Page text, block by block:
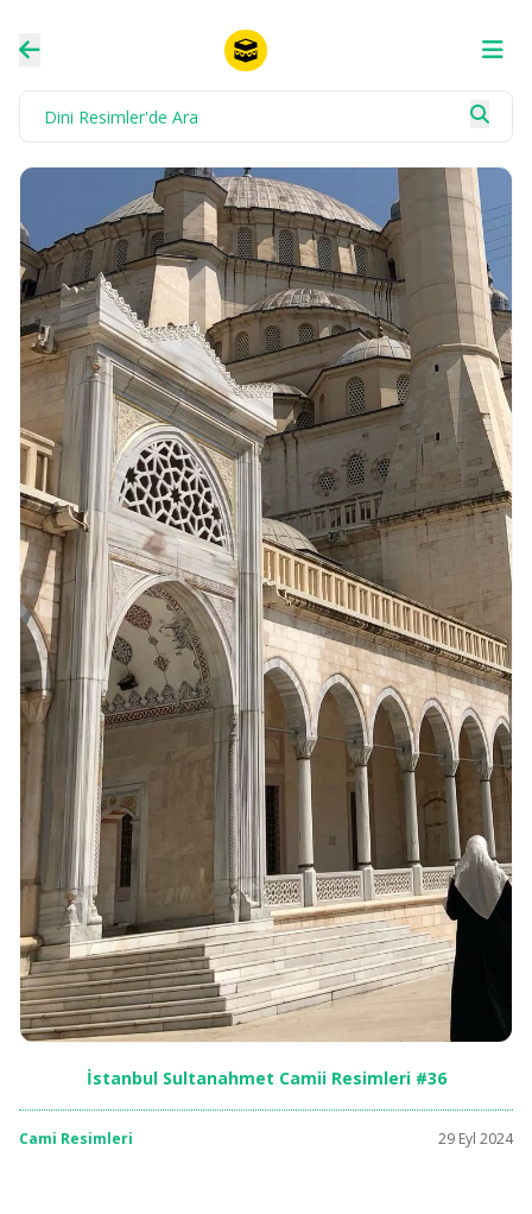
İstanbul Sultanahmet Camii Resimleri #36
Cami Resimleri 29 Eyl 2024